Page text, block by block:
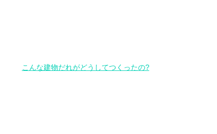
こんな建物だれがどうしてつくったの?